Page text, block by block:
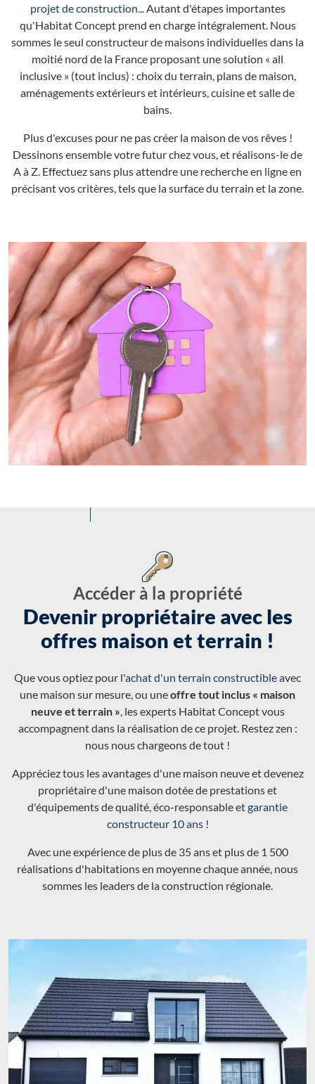
projet de construction... Autant d'étapes importantes
qu'Habitat Concept prend en charge intégralement. Nous
sommes le seul constructeur de maisons individuelles dans la
moitié nord de la France proposant une solution « all
inclusive » (tout inclus) : choix du terrain, plans de maison,
aménagements extérieurs et intérieurs, cuisine et salle de
bains.
Plus d'excuses pour ne pas créer la maison de vos rêves !
Dessinons ensemble votre futur chez vous, et réalisons-le de
A à Z. Effectuez sans plus attendre une recherche en ligne en
précisant vos critères, tels que la surface du terrain et la zone.
Accéder à la propriété
Devenir propriétaire avec les
offres maison et terrain !
Que vous optiez pour l'achat d'un terrain constructibleavec
une maison sur mesure, ou uneoffre tout inclus « maison
neuve et terrain », les experts Habitat Concept vous
accompagnent dans la réalisation de ce projet. Restez zen :
nous nous chargeons de tout !
Appréciez tous les avantages d'une maison neuve et devenez
propriétaire d'une maison dotée de prestations et
d'équipements de qualité, éco-responsable etgarantie
constructeur 10 ans!
Avec une expérience de plus de 35 ans et plus de 1 500
réalisations d'habitations en moyenne chaque année, nous
sommes les leaders de la construction régionale.